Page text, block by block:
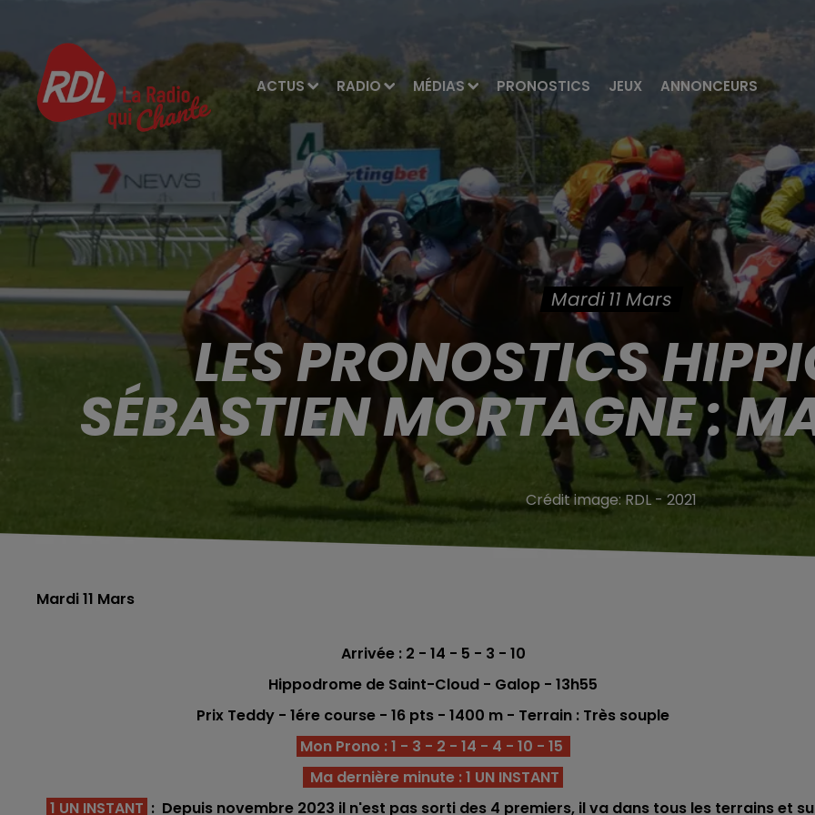
ACTUS RADIO MÉDIAS PRONOSTICS JEUX ANNONCEURS
Mardi 11 Mars
LES PRONOSTICS
SÉBASTIEN MORTAGNE :
Crédit image:RDL - 2021
Mardi 11 Mars
Arrivée : 2 - 14 - 5 - 3 - 10
Hippodrome de Saint-Cloud - Galop - 13h55
Prix Teddy - 1ére course - 16 pts - 1400 m - Terrain : Très souple
Mon Prono : 1 - 3 - 2 - 14 - 4 - 10 - 15
Ma dernière minute : 1 UN INSTANT
1 UN INSTANT : Depuis novembre 2023 il n'est pas sorti des 4 premiers, il va dans tous les terrains et